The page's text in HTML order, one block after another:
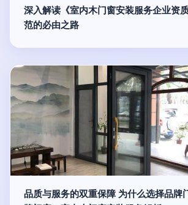
深入解读《室内木门窗安装服务企业资
范的必由之路
品质与服务的双重保障 为什么选择品牌